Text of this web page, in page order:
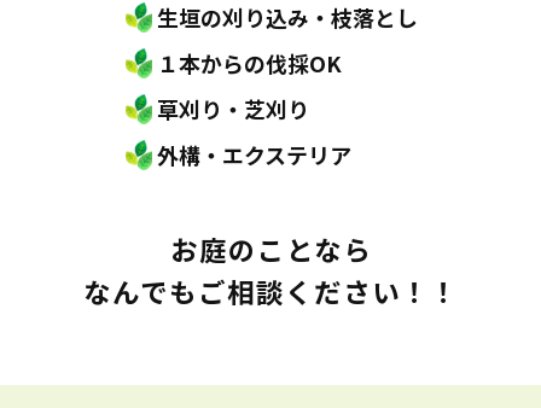
生垣の刈り込み・枝落とし
１本からの伐採OK
草刈り・芝刈り
外構・エクステリア
お庭のことなら
なんでもご相談ください！！